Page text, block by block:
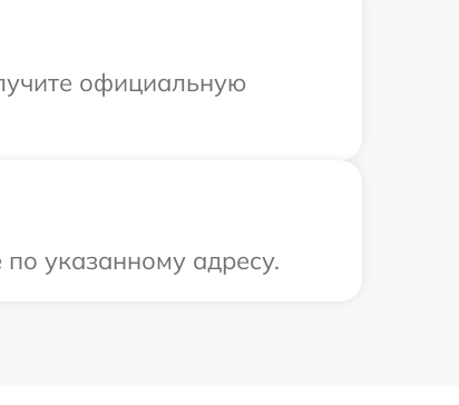
официальную
указанному адресу.